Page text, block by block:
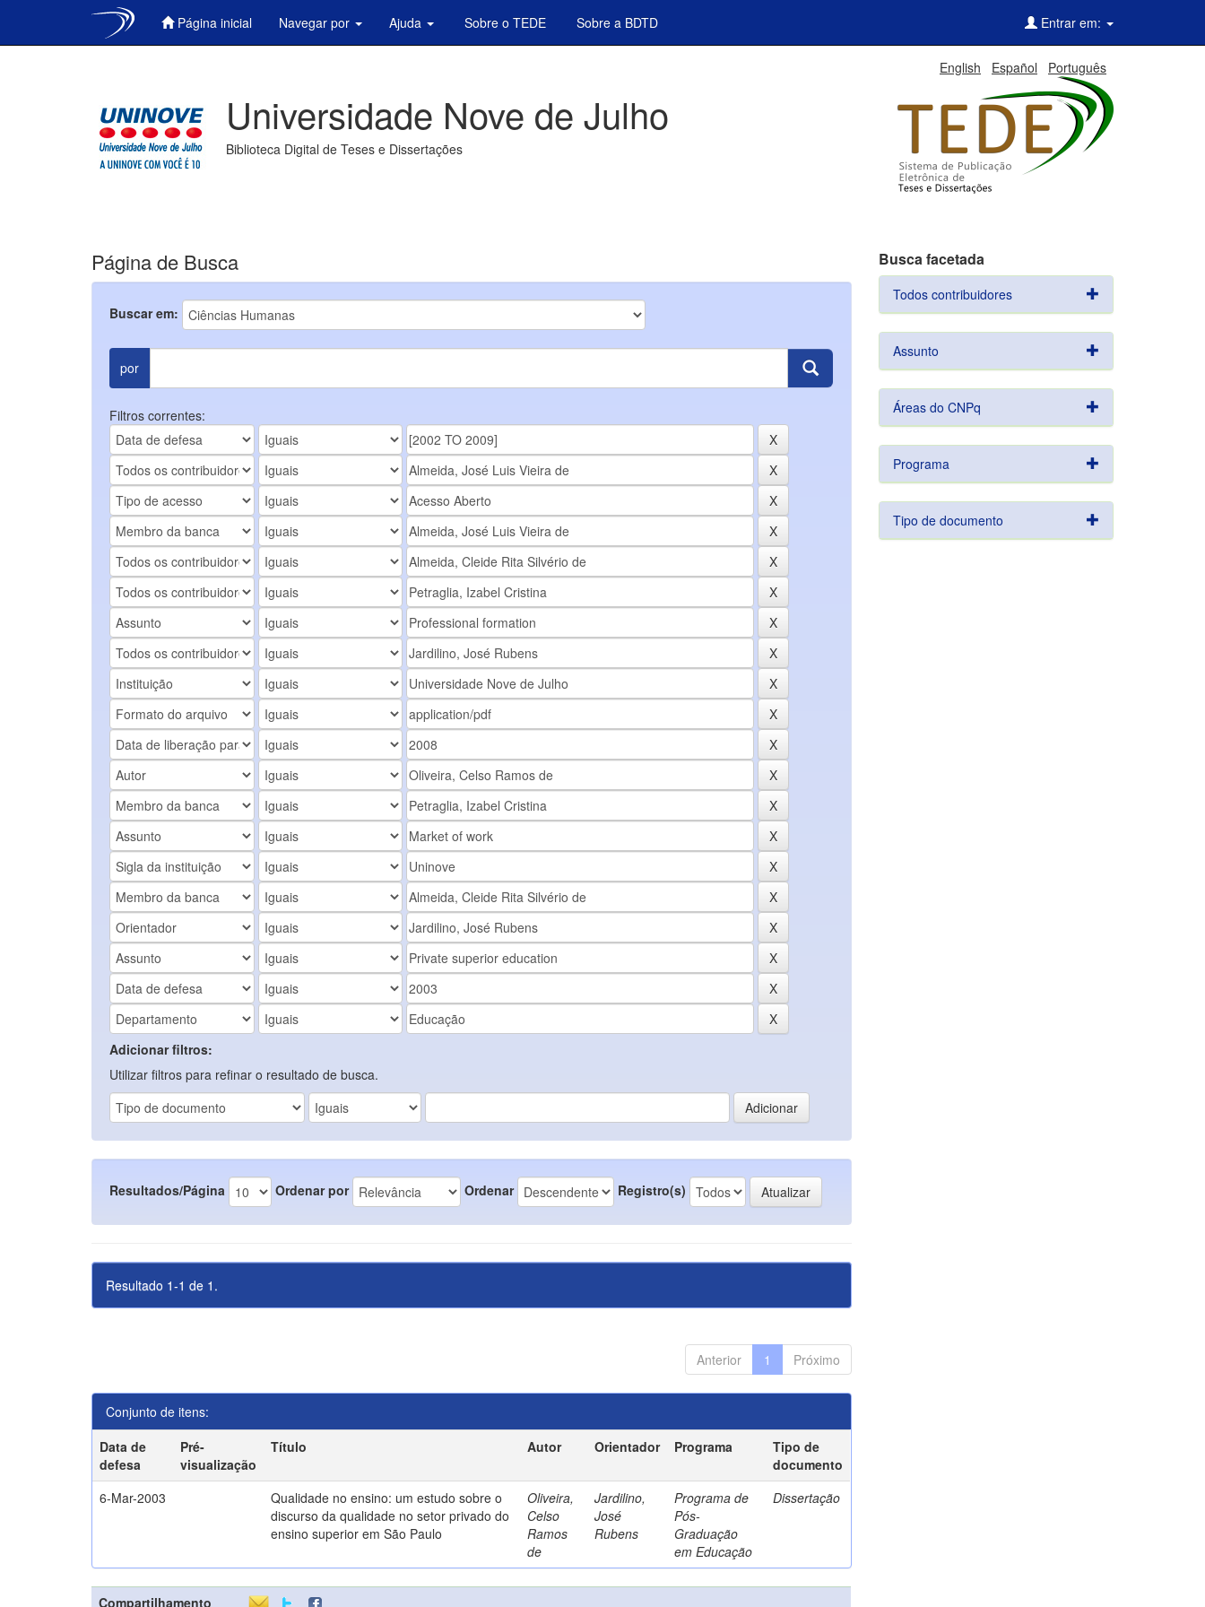
Página inicial Navegar por Ajuda Sobre o TEDE Sobre a BDTD Entrar em:
English Español Português
Universidade Nove de Julho
Biblioteca Digital de Teses e Dissertações
Página de Busca
Buscar em:
por
Filtros correntes:
Adicionar filtros:
Utilizar filtros para refinar o resultado de busca.
Resultados/Página Ordenar por Ordenar Registro(s)
Resultado 1-1 de 1.
Anterior 1 Próximo
Conjunto de itens:
Data de
defesa
Pré-
visualização
Título Autor Orientador Programa
Tipo de
documento
6-Mar-2003
Qualidade no ensino: um estudo sobre o
discurso da qualidade no setor privado do
ensino superior em São Paulo
Oliveira,
Celso
Ramos
de
Jardilino,
José
Rubens
Programa de
Pós-
Graduação
em Educação
Dissertação
Compartilhamento
Busca facetada
Todos contribuidores
Assunto
Áreas do CNPq
Programa
Tipo de documento